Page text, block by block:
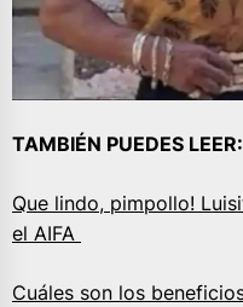
TAMBIÉN PUEDES LEER:
Que lindo, pimpollo!
el AIFA
Cuáles son los